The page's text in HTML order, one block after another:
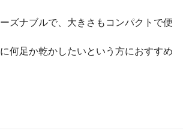
ズナブルで、大きさもコンパクトで便
何足か乾かしたいという方におすすめ